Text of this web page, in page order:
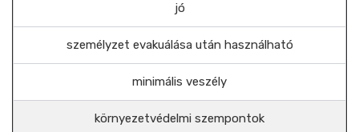
jó
személyzet evakuálása után használható
minimális veszély
környezetvédelmi szempontok